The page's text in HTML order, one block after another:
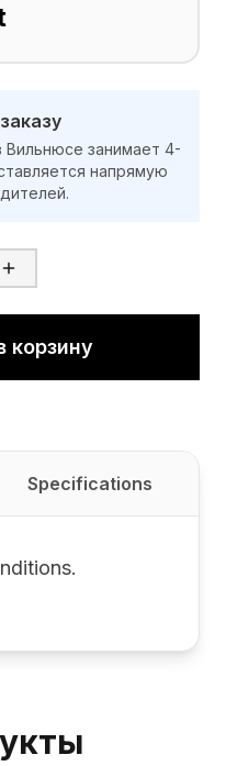
Вильнюсе занимает 4-
напрямую
корзину
Specifications